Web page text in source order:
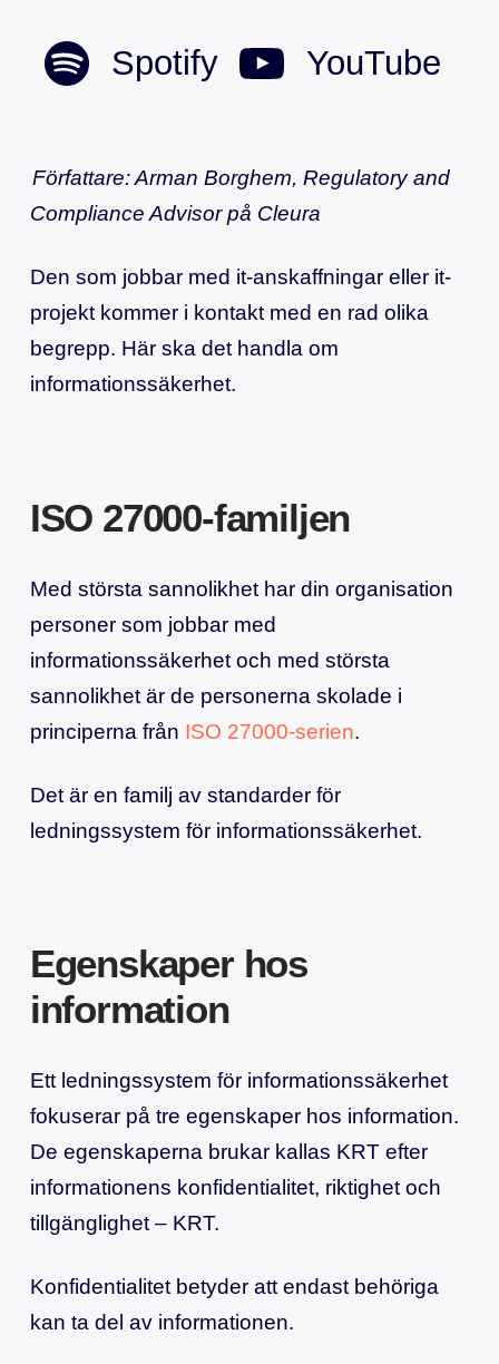
Spotify YouTube
Författare: Arman Borghem, Regulatory and
Compliance Advisor på Cleura
Den som jobbar med it-anskaffningar eller it-
projekt kommer i kontakt med en rad olika
begrepp. Här ska det handla om
informationssäkerhet.
ISO 27000-familjen
Med största sannolikhet har din organisation
personer som jobbar med
informationssäkerhet och med största
sannolikhet är de personerna skolade i
principerna från ISO 27000-serien.
Det är en familj av standarder för
ledningssystem för informationssäkerhet.
Egenskaper hos
information
Ett ledningssystem för informationssäkerhet
fokuserar på tre egenskaper hos information.
De egenskaperna brukar kallas KRT efter
informationens konfidentialitet, riktighet och
tillgänglighet – KRT.
Konfidentialitet betyder att endast behöriga
kan ta del av informationen.